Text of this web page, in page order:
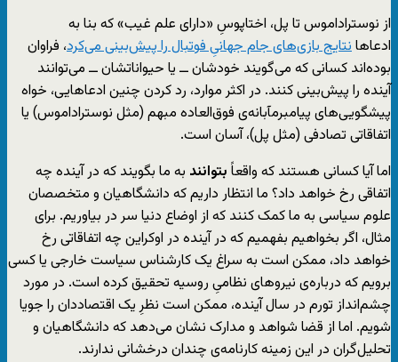
از نوستراداموس تا پل، اختاپوسِ «دارای علم غیب» که بنا به
ادعاهانتایج بازی‌های جام جهانیِ فوتبال را پیش‌بینی می‌کرد، فراوان
بوده‌اند کسانی که می‌گویند خودشان ــ یا حیواناتشان ــ می‌توانند
آینده را پیش‌بینی کنند. در اکثر موارد، رد کردن چنین ادعاهایی، خواه
پیشگویی‌های پیامبرمآبانه‌ی فوق‌العاده مبهم (مثل نوستراداموس) یا
اتفاقاتی تصادفی (مثل پل)، آسان است.
اما آیا کسانی هستند که واقعاً بتوانند به ما بگویند که در آینده چه
اتفاقی رخ خواهد داد؟ ما انتظار داریم که دانشگاهیان و متخصصان
علوم سیاسی به ما کمک کنند که از اوضاع دنیا سر در بیاوریم. برای
مثال، اگر بخواهیم بفهمیم که در آینده در اوکراین چه اتفاقاتی رخ
خواهد داد، ممکن است به سراغ یک کارشناس سیاست خارجی یا کسی
برویم که درباره‌ی نیروهای نظامیِ روسیه تحقیق کرده است. در مورد
چشم‌انداز تورم در سال آینده، ممکن است نظرِ یک اقتصاددان را جویا
شویم. اما از قضا شواهد و مدارک نشان می‌دهد که دانشگاهیان و
تحلیل‌گران در این زمینه کارنامه‌ی چندان درخشانی ندارند.